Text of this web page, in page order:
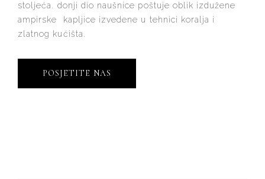
stoljeća. donji dio naušnice poštuje oblik izdužene
ampirske kapljice izvedene u tehnici koralja i
zlatnog kućišta.
POSJETITE NAS